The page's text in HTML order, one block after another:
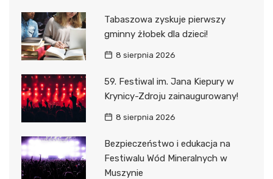
Tabaszowa zyskuje pierwszy
gminny żłobek dla dzieci!
8 sierpnia 2026
59. Festiwal im. Jana Kiepury w
Krynicy-Zdroju zainaugurowany!
8 sierpnia 2026
Bezpieczeństwo i edukacja na
Festiwalu Wód Mineralnych w
Muszynie